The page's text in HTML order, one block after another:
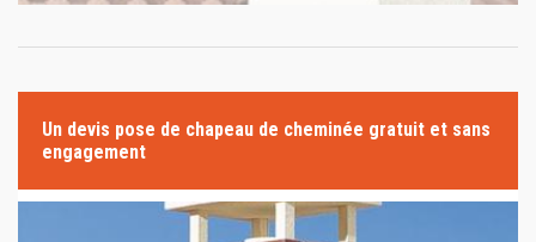
Un devis pose de chapeau de cheminée gratuit et sans
engagement